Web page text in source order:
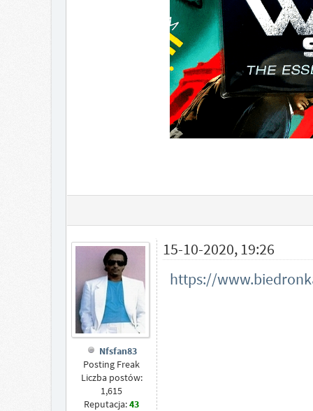
Nfsfan83
Posting Freak
Liczba postów:
1,615
Reputacja:43
15-10-2020, 19:26
https://